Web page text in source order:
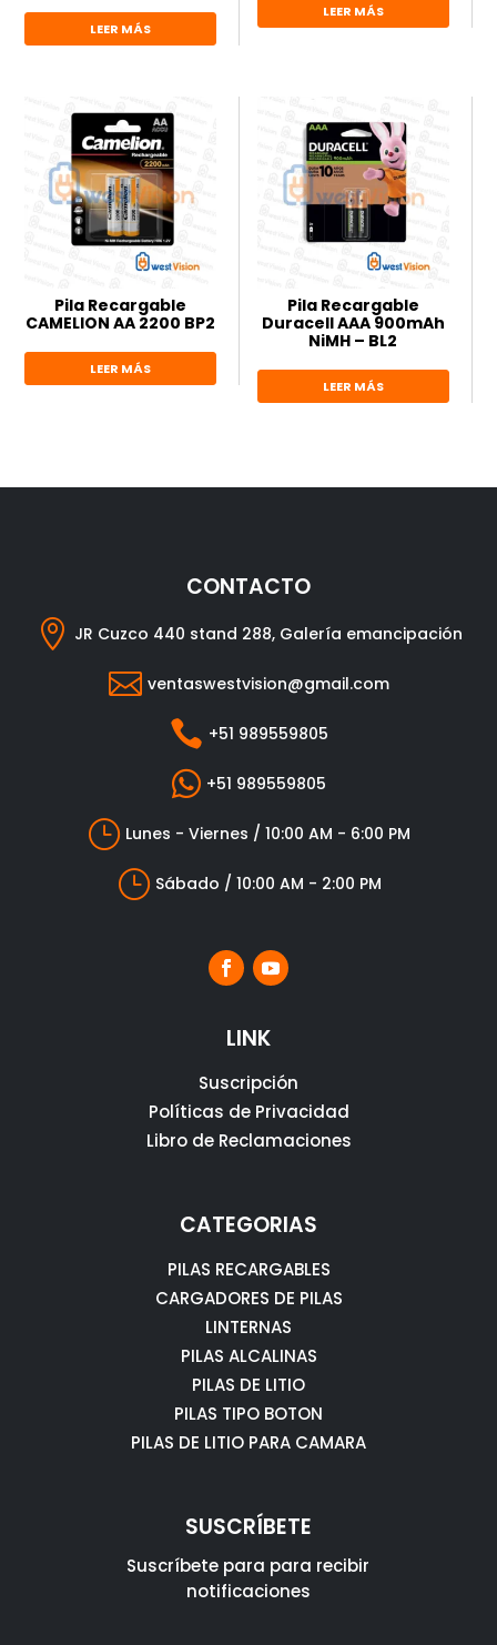
LEER MÁS
LEER MÁS
Pila Recargable
CAMELION AA 2200 BP2
LEER MÁS
Pila Recargable
Duracell AAA 900mAh
NiMH – BL2
LEER MÁS
CONTACTO
 JR Cuzco 440 stand 288, Galería emancipación
 ventaswestvision@gmail.com
 +51 989559805
 +51 989559805
} Lunes - Viernes / 10:00 AM - 6:00 PM
} Sábado / 10:00 AM - 2:00 PM
LINK
Suscripción
Políticas de Privacidad
Libro de Reclamaciones
CATEGORIAS
PILAS RECARGABLES
CARGADORES DE PILAS
LINTERNAS
PILAS ALCALINAS
PILAS DE LITIO
PILAS TIPO BOTON
PILAS DE LITIO PARA CAMARA
SUSCRÍBETE
Suscríbete para para recibir
notificaciones